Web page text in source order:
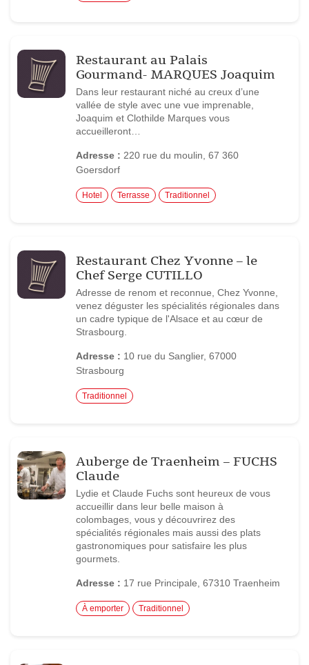
Restaurant au Palais
Gourmand- MARQUES Joaquim
Dans leur restaurant niché au creux d’une
vallée de style avec une vue imprenable,
Joaquim et Clothilde Marques vous
accueilleront…
Adresse : 220 rue du moulin, 67 360
Goersdorf
Hotel Terrasse Traditionnel
Restaurant Chez Yvonne – le
Chef Serge CUTILLO
Adresse de renom et reconnue, Chez Yvonne,
venez déguster les spécialités régionales dans
un cadre typique de l'Alsace et au cœur de
Strasbourg.
Adresse : 10 rue du Sanglier, 67000
Strasbourg
Traditionnel
Auberge de Traenheim – FUCHS
Claude
Lydie et Claude Fuchs sont heureux de vous
accueillir dans leur belle maison à
colombages, vous y découvrirez des
spécialités régionales mais aussi des plats
gastronomiques pour satisfaire les plus
gourmets.
Adresse : 17 rue Principale, 67310 Traenheim
À emporter Traditionnel